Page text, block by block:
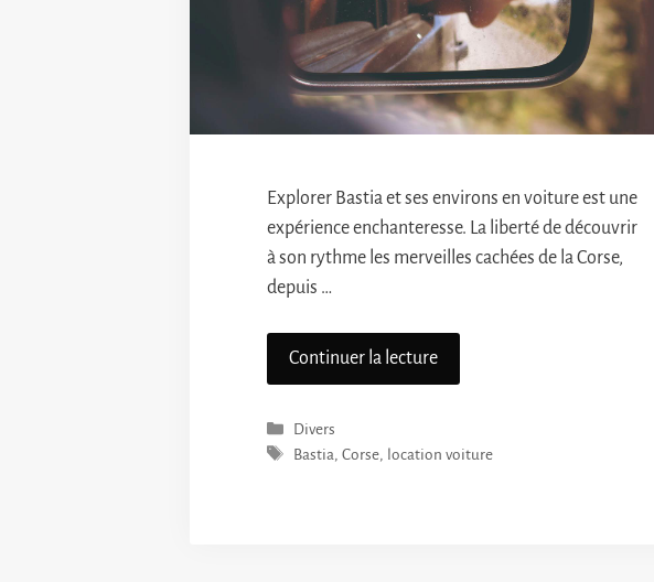
Explorer Bastia et ses environs en voiture est une
expérience enchanteresse. La liberté de découvrir
à son rythme les merveilles cachées de la Corse,
depuis …
Continuer la lecture
Catégories
Divers
Étiquettes
Bastia ,Corse location voiture